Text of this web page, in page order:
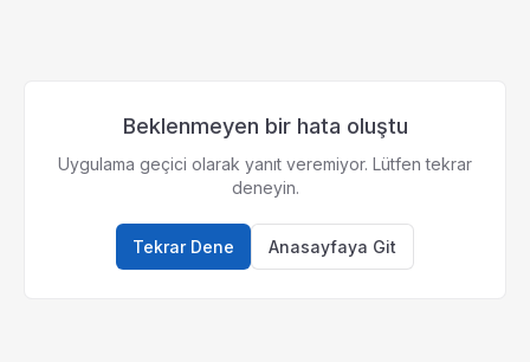
Beklenmeyen bir hata oluştu
Uygulama geçici olarak yanıt veremiyor. Lütfen tekrar
deneyin.
Tekrar Dene Anasayfaya Git